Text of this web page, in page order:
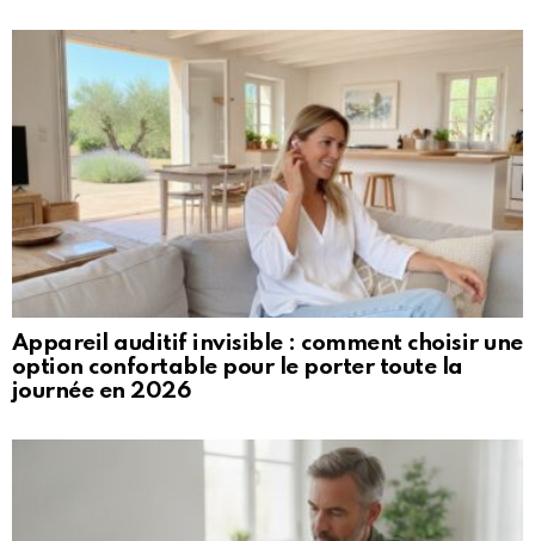
Appareil auditif invisible : comment choisir une
option confortable pour le porter toute la
journée en 2026